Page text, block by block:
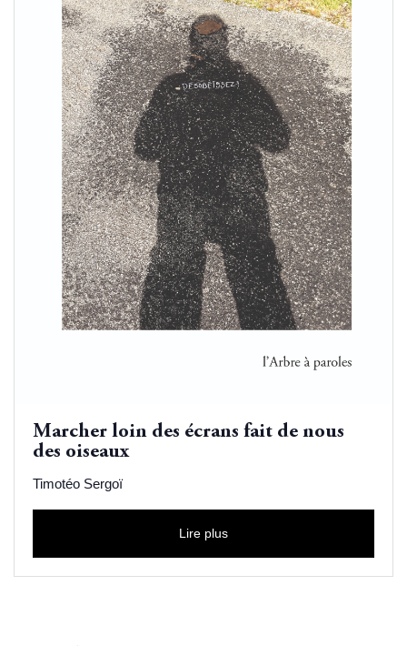
Marcher loin des écrans fait de nous
des oiseaux
Timotéo Sergoï
Lire plus